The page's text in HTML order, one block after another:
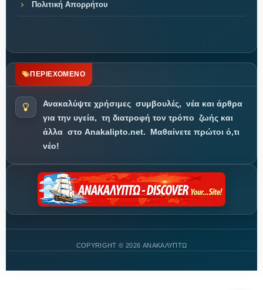
Πολιτική Απορρήτου
ΠΕΡΙΕΧΟΜΕΝΟ
Ανακαλύψτε χρήσιμες συμβουλές, νέα και άρθρα
για την υγεία, τη διατροφή τον τρόπο ζωής και
άλλα στο Anakalipto.net.
Μαθαίνετε πρώτοι ό,τι
νέο!
COPYRIGHT © 2026 ΑΝΑΚΑΛΥΠΤΩ